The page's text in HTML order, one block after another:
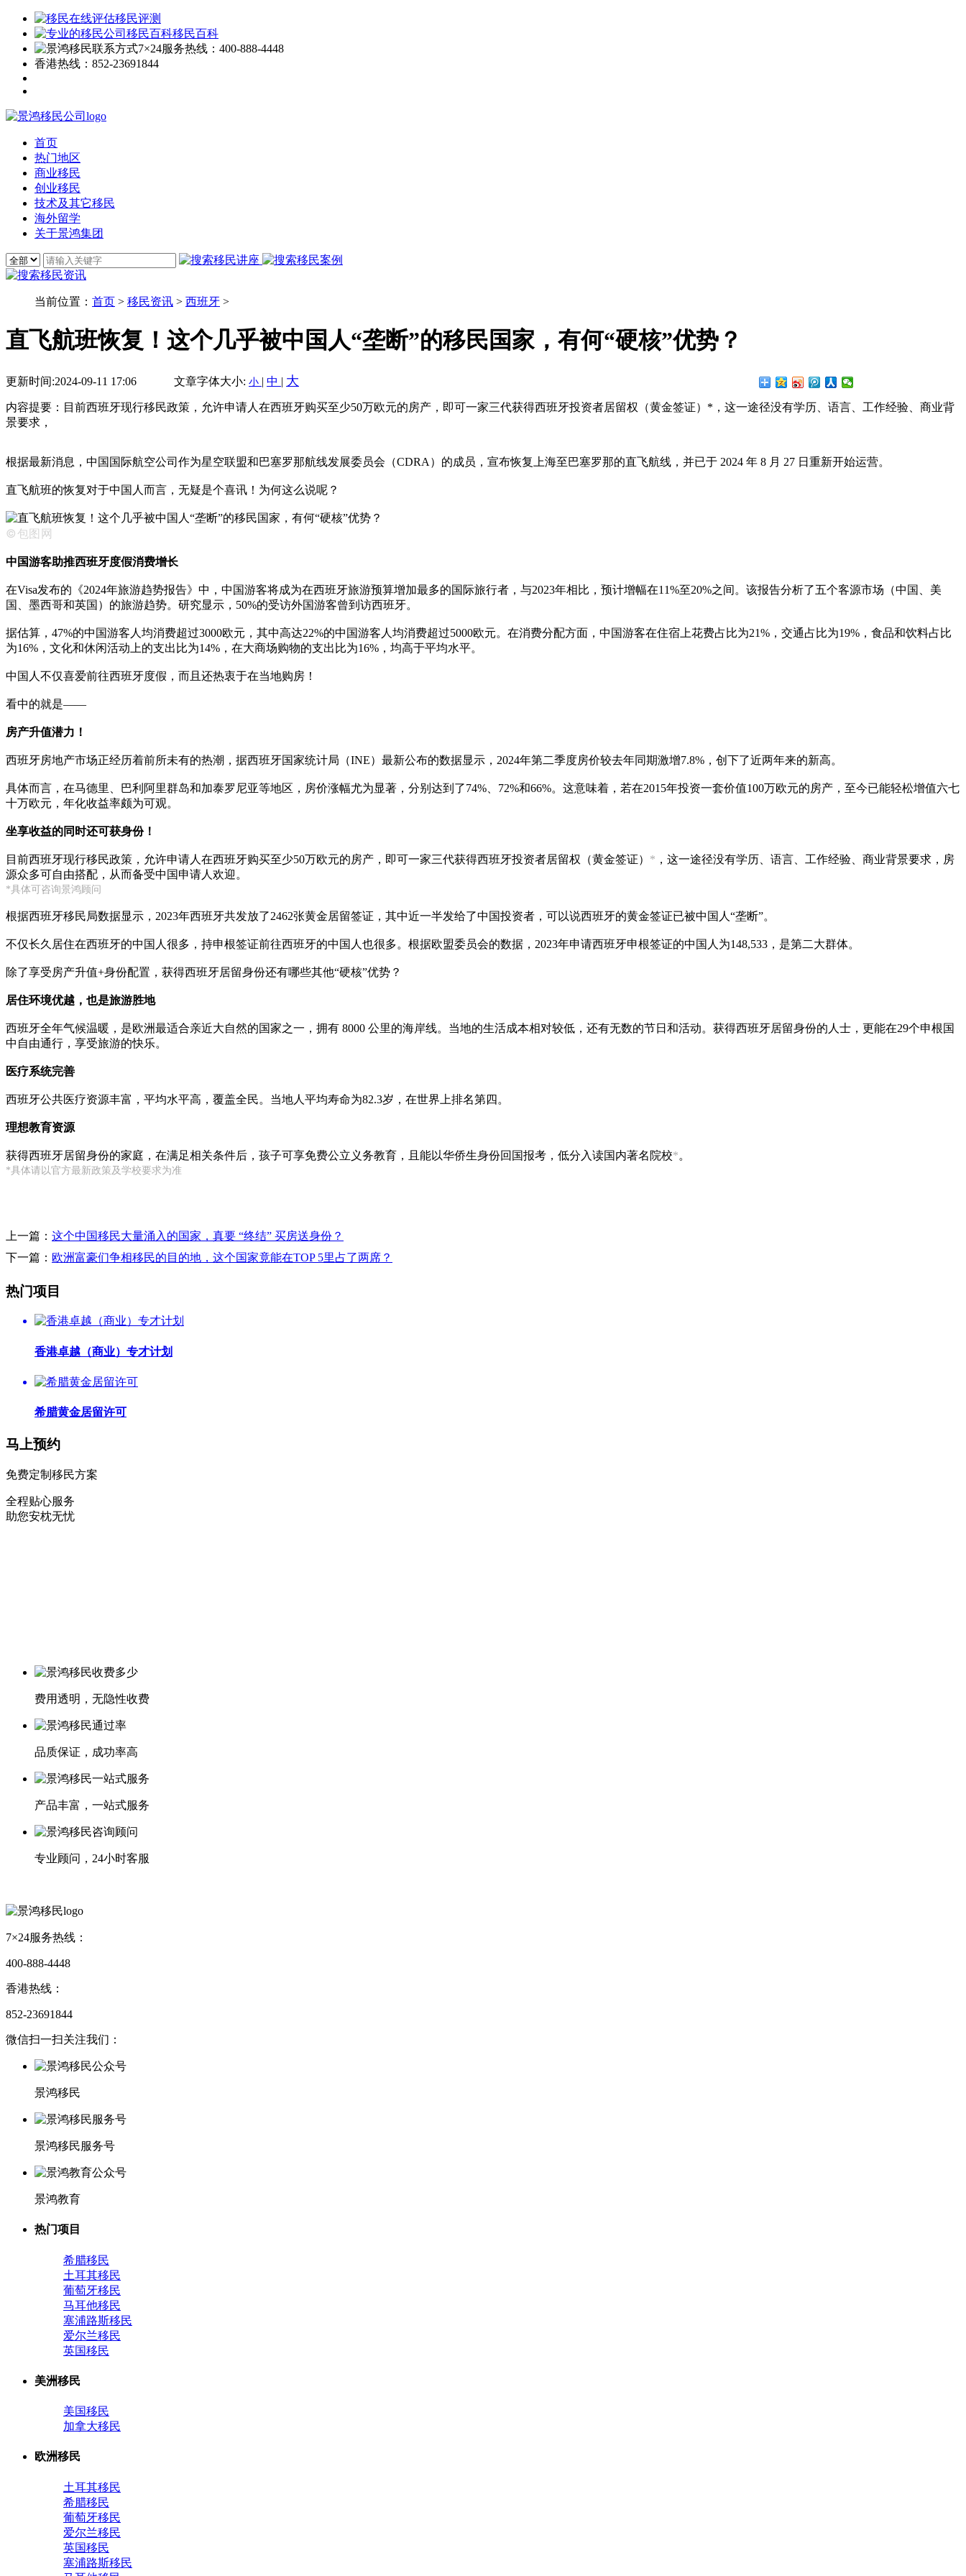
移民评测
移民百科
7×24服务热线： 400-888-4448
香港热线： 852-23691844
首页
热门地区
商业移民
创业移民
技术及其它移民
海外留学
关于景鸿集团
当前位置： 首页 > 移民资讯 > 西班牙 >
直飞航班恢复！这个几乎被中国人“垄断”的移民国家，有何“硬核”优势？
更新时间:2024-09-11 17:06 文章字体大小: 小 | 中 | 大
内容提要：目前西班牙现行移民政策，允许申请人在西班牙购买至少50万欧元的房产，即可一家三代获得西班牙投资者居留权（黄金签证）*，这一途径没有学历、语言、工作经验、商业背
景要求，
根据最新消息，中国国际航空公司作为星空联盟和巴塞罗那航线发展委员会（CDRA）的成员，宣布恢复上海至巴塞罗那的直飞航线，并已于 2024 年 8 月 27 日重新开始运营。
直飞航班的恢复对于中国人而言，无疑是个喜讯！为何这么说呢？
©包图网
中国游客助推西班牙度假消费增长
在Visa发布的《2024年旅游趋势报告》中，中国游客将成为在西班牙旅游预算增加最多的国际旅行者，与2023年相比，预计增幅在11%至20%之间。该报告分析了五个客源市场（中国、美
国、墨西哥和英国）的旅游趋势。研究显示，50%的受访外国游客曾到访西班牙。
据估算，47%的中国游客人均消费超过3000欧元，其中高达22%的中国游客人均消费超过5000欧元。在消费分配方面，中国游客在住宿上花费占比为21%，交通占比为19%，食品和饮料占比
为16%，文化和休闲活动上的支出比为14%，在大商场购物的支出比为16%，均高于平均水平。
中国人不仅喜爱前往西班牙度假，而且还热衷于在当地购房！
看中的就是——
房产升值潜力！
西班牙房地产市场正经历着前所未有的热潮，据西班牙国家统计局（INE）最新公布的数据显示，2024年第二季度房价较去年同期激增7.8%，创下了近两年来的新高。
具体而言，在马德里、巴利阿里群岛和加泰罗尼亚等地区，房价涨幅尤为显著，分别达到了74%、72%和66%。这意味着，若在2015年投资一套价值100万欧元的房产，至今已能轻松增值六七
十万欧元，年化收益率颇为可观。
坐享收益的同时还可获身份！
目前西班牙现行移民政策，允许申请人在西班牙购买至少50万欧元的房产，即可一家三代获得西班牙投资者居留权（黄金签证） * ，这一途径没有学历、语言、工作经验、商业背景要求，房
源众多可自由搭配，从而备受中国申请人欢迎。
*具体可咨询景鸿顾问
根据西班牙移民局数据显示，2023年西班牙共发放了2462张黄金居留签证，其中近一半发给了中国投资者，可以说西班牙的黄金签证已被中国人“垄断”。
不仅长久居住在西班牙的中国人很多，持申根签证前往西班牙的中国人也很多。根据欧盟委员会的数据，2023年申请西班牙申根签证的中国人为148,533，是第二大群体。
除了享受房产升值+身份配置，获得西班牙居留身份还有哪些其他“硬核”优势？
居住环境优越，也是旅游胜地
西班牙全年气候温暖，是欧洲最适合亲近大自然的国家之一，拥有 8000 公里的海岸线。当地的生活成本相对较低，还有无数的节日和活动。获得西班牙居留身份的人士，更能在29个申根国
中自由通行，享受旅游的快乐。
医疗系统完善
西班牙公共医疗资源丰富，平均水平高，覆盖全民。当地人平均寿命为82.3岁，在世界上排名第四。
理想教育资源
获得西班牙居留身份的家庭，在满足相关条件后，孩子可享免费公立义务教育，且能以华侨生身份回国报考，低分入读国内著名院校*。
*具体请以官方最新政策及学校要求为准
上一篇： 这个中国移民大量涌入的国家，真要 “终结” 买房送身份？
下一篇： 欧洲富豪们争相移民的目的地，这个国家竟能在TOP 5里占了两席？
热门项目
香港卓越（商业）专才计划
希腊黄金居留许可
马上预约
免费定制移民方案
全程贴心服务
助您安枕无忧
费用透明，无隐性收费
品质保证，成功率高
产品丰富，一站式服务
专业顾问，24小时客服
7×24服务热线：
400-888-4448
香港热线：
852-23691844
微信扫一扫关注我们：
景鸿移民
景鸿移民服务号
景鸿教育
热门项目
希腊移民
土耳其移民
葡萄牙移民
马耳他移民
塞浦路斯移民
爱尔兰移民
英国移民
美洲移民
美国移民
加拿大移民
欧洲移民
土耳其移民
希腊移民
葡萄牙移民
爱尔兰移民
英国移民
塞浦路斯移民